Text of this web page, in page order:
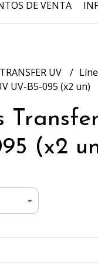
DE VENTA
UV
UV-B5-095 (x2 un)
(x2